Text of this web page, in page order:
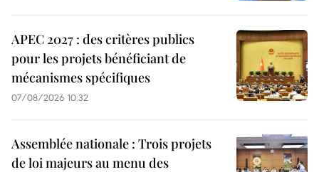
APEC 2027 : des critères publics
pour les projets bénéficiant de
mécanismes spécifiques
07/08/2026 10:32
Assemblée nationale : Trois projets
de loi majeurs au menu des